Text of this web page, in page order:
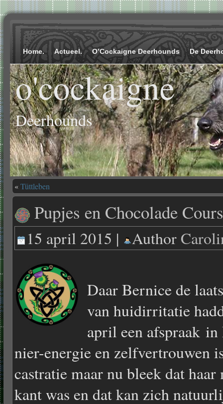
Home. Actueel. O’Cockaigne Deerhounds De
o'cockaigne
Deerhounds
«Tüttleben
Pupjes en Chocolade
15 april 2015 | Author
Daar Bernice de
van huidirritatie
april een afspraak
nier-energie en zelfvertrouwen
castratie maar nu bleek dat
kant was en dat kan zich